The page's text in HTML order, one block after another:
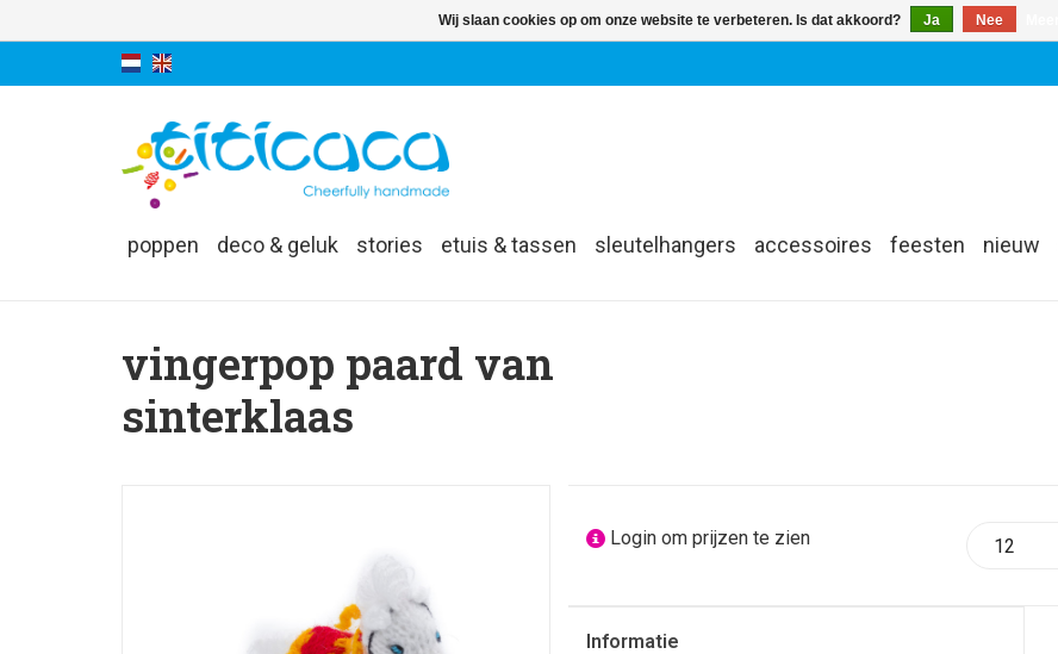
poppen deco & geluk stories etuis & tassen sleutelhangers accessoires feesten nieuw
vingerpop paard van
sinterklaas
Login om prijzen te zien
Informatie
Wij slaan cookies op om onze website te verbeteren. Is dat akkoord? Ja Nee